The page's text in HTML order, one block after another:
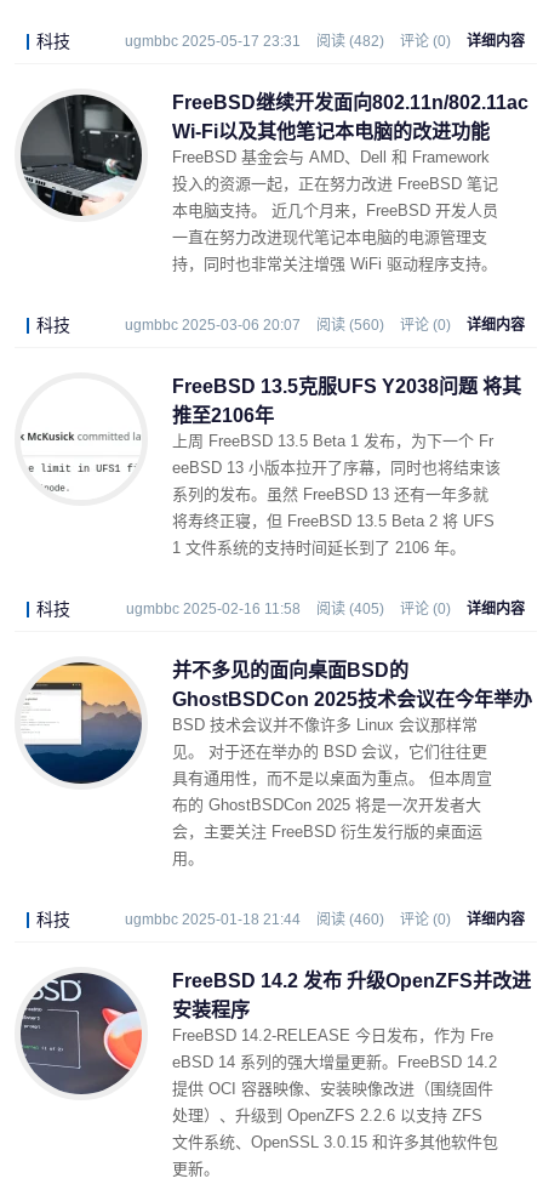
科技 ugmbbc 2025-05-17 23:31 阅读 (482) 评论 (0) 详细内容
FreeBSD继续开发面向802.11n/802.11ac
Wi-Fi以及其他笔记本电脑的改进功能
FreeBSD 基金会与 AMD、Dell 和 Framework
投入的资源一起，正在努力改进 FreeBSD 笔记
本电脑支持。 近几个月来，FreeBSD 开发人员
一直在努力改进现代笔记本电脑的电源管理支
持，同时也非常关注增强 WiFi 驱动程序支持。
科技 ugmbbc 2025-03-06 20:07 阅读 (560) 评论 (0) 详细内容
FreeBSD 13.5克服UFS Y2038问题 将其
推至2106年
上周 FreeBSD 13.5 Beta 1 发布，为下一个 Fr
eeBSD 13 小版本拉开了序幕，同时也将结束该
系列的发布。虽然 FreeBSD 13 还有一年多就
将寿终正寝，但 FreeBSD 13.5 Beta 2 将 UFS
1 文件系统的支持时间延长到了 2106 年。
科技 ugmbbc 2025-02-16 11:58 阅读 (405) 评论 (0) 详细内容
并不多见的面向桌面BSD的
GhostBSDCon 2025技术会议在今年举办
BSD 技术会议并不像许多 Linux 会议那样常
见。 对于还在举办的 BSD 会议，它们往往更
具有通用性，而不是以桌面为重点。 但本周宣
布的 GhostBSDCon 2025 将是一次开发者大
会，主要关注 FreeBSD 衍生发行版的桌面运
用。
科技 ugmbbc 2025-01-18 21:44 阅读 (460) 评论 (0) 详细内容
FreeBSD 14.2 发布 升级OpenZFS并改进
安装程序
FreeBSD 14.2-RELEASE 今日发布，作为 Fre
eBSD 14 系列的强大增量更新。FreeBSD 14.2
提供 OCI 容器映像、安装映像改进（围绕固件
处理）、升级到 OpenZFS 2.2.6 以支持 ZFS
文件系统、OpenSSL 3.0.15 和许多其他软件包
更新。